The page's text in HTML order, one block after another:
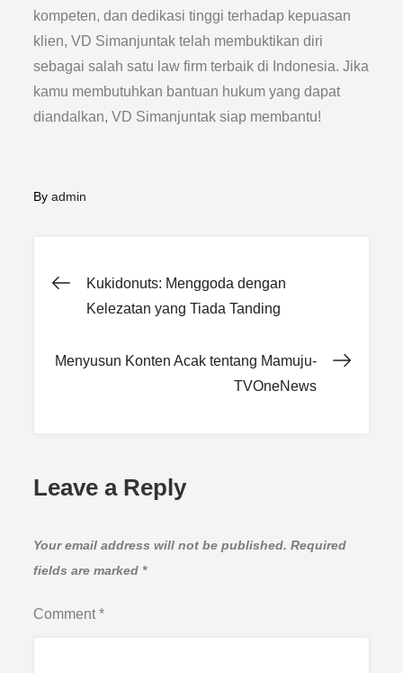
kompeten, dan dedikasi tinggi terhadap kepuasan
klien, VD Simanjuntak telah membuktikan diri
sebagai salah satu law firm terbaik di Indonesia. Jika
kamu membutuhkan bantuan hukum yang dapat
diandalkan, VD Simanjuntak siap membantu!
Byadmin
Post
Kukidonuts: Menggoda dengan
Kelezatan yang Tiada Tanding
Menyusun Konten Acak tentang Mamuju-
TVOneNews
Leave a Reply
Your email address will not be published. Required
fields are marked *
Comment*